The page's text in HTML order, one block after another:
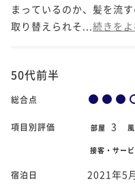
まっているのか、髪を流
取り替えられそ... 続きをよ
50代前半
総合点
項目別評価 部屋 3
接客・サー
宿泊日 2021年5